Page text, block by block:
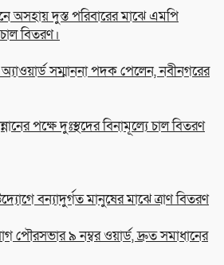
অসহায় দুস্ত পরিবারের মাঝে এমপি
বিতরণ।
সম্মাননা পদক পেলেন, নবীনগরের
পক্ষে দুঃস্থদের বিনামূল্যে চাল বিতরণ
বন্যাদুর্গত মানুষের মাঝে ত্রাণ বিতরণ
পৌরসভার ৯ নম্বর ওয়ার্ড, দ্রুত সমাধানের